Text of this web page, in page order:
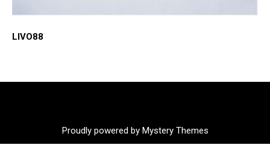
LIVO88
Proudly powered by Mystery Themes